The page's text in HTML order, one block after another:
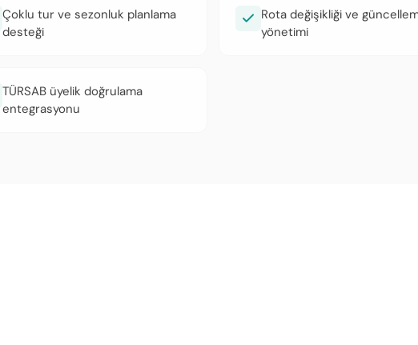
Çoklu tur ve sezonluk planlama
desteği
Rota değişikliği ve
yönetimi
TÜRSAB üyelik doğrulama
entegrasyonu